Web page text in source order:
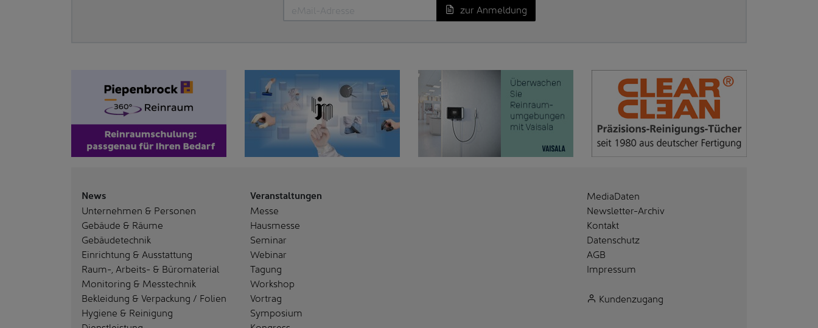
zur Anmeldung
News
Unternehmen & Personen
Gebäude & Räume
Gebäudetechnik
Einrichtung & Ausstattung
Raum-, Arbeits- & Büromaterial
Monitoring & Messtechnik
Bekleidung & Verpackung / Folien
Hygiene & Reinigung
Veranstaltungen
Messe
Hausmesse
Seminar
Webinar
Tagung
Workshop
Vortrag
Symposium
MediaDaten
Newsletter-Archiv
Kontakt
Datenschutz
AGB
Impressum
Kundenzugang